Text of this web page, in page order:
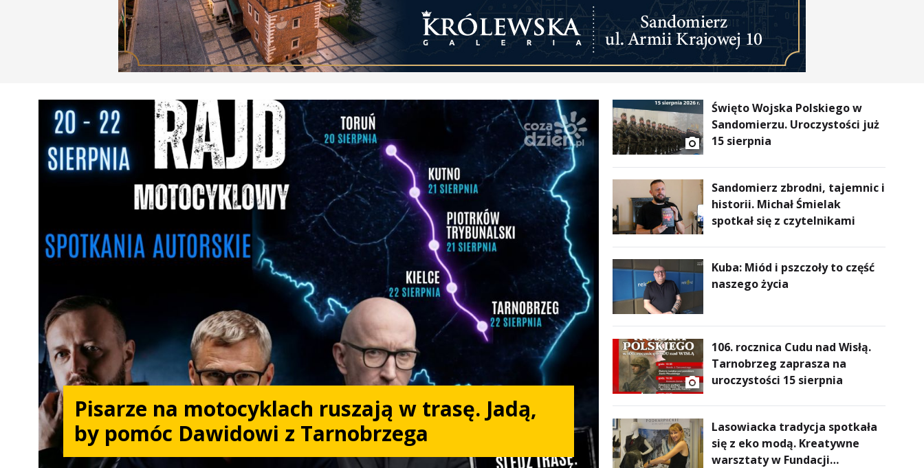
Pisarze na motocyklach ruszają w trasę. Jadą,
by pomóc Dawidowi z Tarnobrzega
Święto Wojska Polskiego w
Sandomierzu. Uroczystości już
15 sierpnia
Sandomierz zbrodni, tajemnic i
historii. Michał Śmielak
spotkał się z czytelnikami
Kuba: Miód i pszczoły to część
naszego życia
106. rocznica Cudu nad Wisłą.
Tarnobrzeg zaprasza na
uroczystości 15 sierpnia
Lasowiacka tradycja spotkała
się z eko modą. Kreatywne
warsztaty w Fundacji